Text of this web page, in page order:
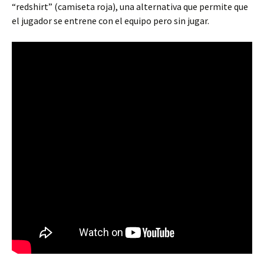
“redshirt” (camiseta roja), una alternativa que permite que
el jugador se entrene con el equipo pero sin jugar.